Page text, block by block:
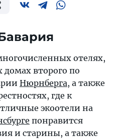
отелях,
домах второго по
Нюрнберга, а также
где к
экоотели на
понравится
и старины, а также